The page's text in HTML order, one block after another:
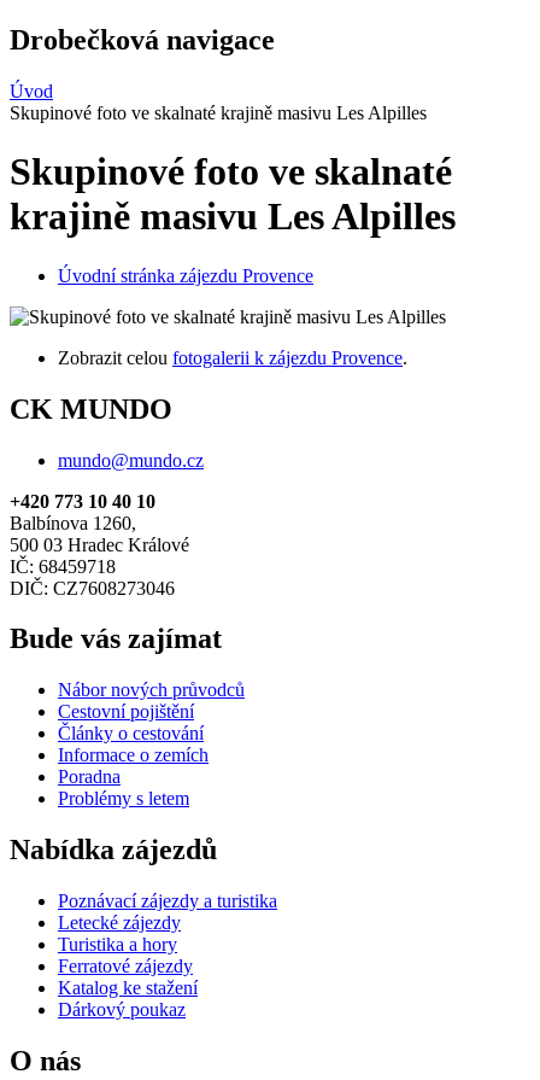
Drobečková navigace
Úvod
Skupinové foto ve skalnaté krajině masivu Les Alpilles
Skupinové foto ve skalnaté
krajině masivu Les Alpilles
Úvodní stránka zájezdu Provence
Zobrazit celou fotogalerii k zájezdu Provence.
CK MUNDO
mundo@mundo.cz
+420 773 10 40 10
Balbínova 1260,
500 03 Hradec Králové
IČ: 68459718
DIČ: CZ7608273046
Bude vás zajímat
Nábor nových průvodců
Cestovní pojištění
Články o cestování
Informace o zemích
Poradna
Problémy s letem
Nabídka zájezdů
Poznávací zájezdy a turistika
Letecké zájezdy
Turistika a hory
Ferratové zájezdy
Katalog ke stažení
Dárkový poukaz
O nás